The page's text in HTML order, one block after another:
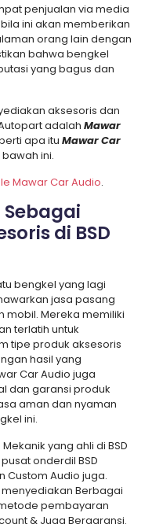
penjualan via media
ini akan memberikan
orang lain dengan
bahwa bengkel
yang bagus dan
aksesoris dan
adalah Mawar
apa itu Mawar Car
ini.
Mawar Car Audio.
di BSD
bengkel yang lagi
jasa pasang
mobil. Mereka memiliki
terlatih untuk
tipe produk aksesoris
hasil yang
Car Audio juga
dan garansi produk
aman dan nyaman
ini.
yang ahli di BSD
onderdil BSD
Custom Audio juga.
Berbagai
pembayaran
& Juga Bergaransi.